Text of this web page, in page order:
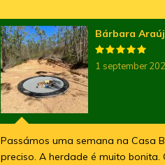
Bárbara
1 september
Passámos uma semana na Casa
preciso. A herdade é muito